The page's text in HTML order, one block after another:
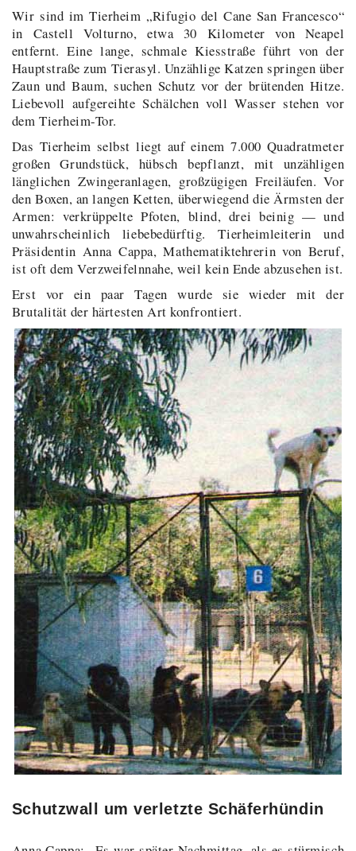
Wir sind im Tierheim „Rifugio del Cane San Francesco“
in Castell Volturno, etwa 30 Kilometer von Neapel
entfernt. Eine lange, schmale Kiesstraße führt von der
Hauptstraße zum Tierasyl. Unzählige Katzen springen über
Zaun und Baum, suchen Schutz vor der brütenden Hitze.
Liebevoll aufgereihte Schälchen voll Wasser stehen vor
dem Tierheim-Tor.
Das Tierheim selbst liegt auf einem 7.000 Quadratmeter
großen Grundstück, hübsch bepflanzt, mit unzähligen
länglichen Zwingeranlagen, großzügigen Freiläufen. Vor
den Boxen, an langen Ketten, überwiegend die Ärmsten der
Armen: verkrüppelte Pfoten, blind, drei beinig — und
unwahrscheinlich liebebedürftig. Tierheimleiterin und
Präsidentin Anna Cappa, Mathematiktehrerin von Beruf,
ist oft dem Verzweifelnnahe, weil kein Ende abzusehen ist.
Erst vor ein paar Tagen wurde sie wieder mit der
Brutalität der härtesten Art konfrontiert.
Schutzwall um verletzte Schäferhündin